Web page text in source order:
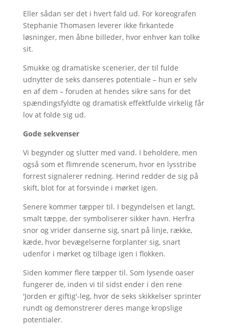
Eller sådan ser det i hvert fald ud. For koreografen
Stephanie Thomasen leverer ikke firkantede
løsninger, men åbne billeder, hvor enhver kan tolke
sit.
Smukke og dramatiske scenerier, der til fulde
udnytter de seks danseres potentiale – hun er selv
en af dem – foruden at hendes sikre sans for det
spændingsfyldte og dramatisk effektfulde virkelig får
lov at folde sig ud.
Gode sekvenser
Vi begynder og slutter med vand. I beholdere, men
også som et flimrende scenerum, hvor en lysstribe
forrest signalerer redning. Herind redder de sig på
skift, blot for at forsvinde i mørket igen.
Senere kommer tæpper til. I begyndelsen et langt,
smalt tæppe, der symboliserer sikker havn. Herfra
snor og vrider danserne sig, snart på linje, række,
kæde, hvor bevægelserne forplanter sig, snart
udenfor i mørket og tilbage igen i flokken.
Siden kommer flere tæpper til. Som lysende oaser
fungerer de, inden vi til sidst ender i den rene
'Jorden er giftig'-leg, hvor de seks skikkelser sprinter
rundt og demonstrerer deres mange kropslige
potentialer.